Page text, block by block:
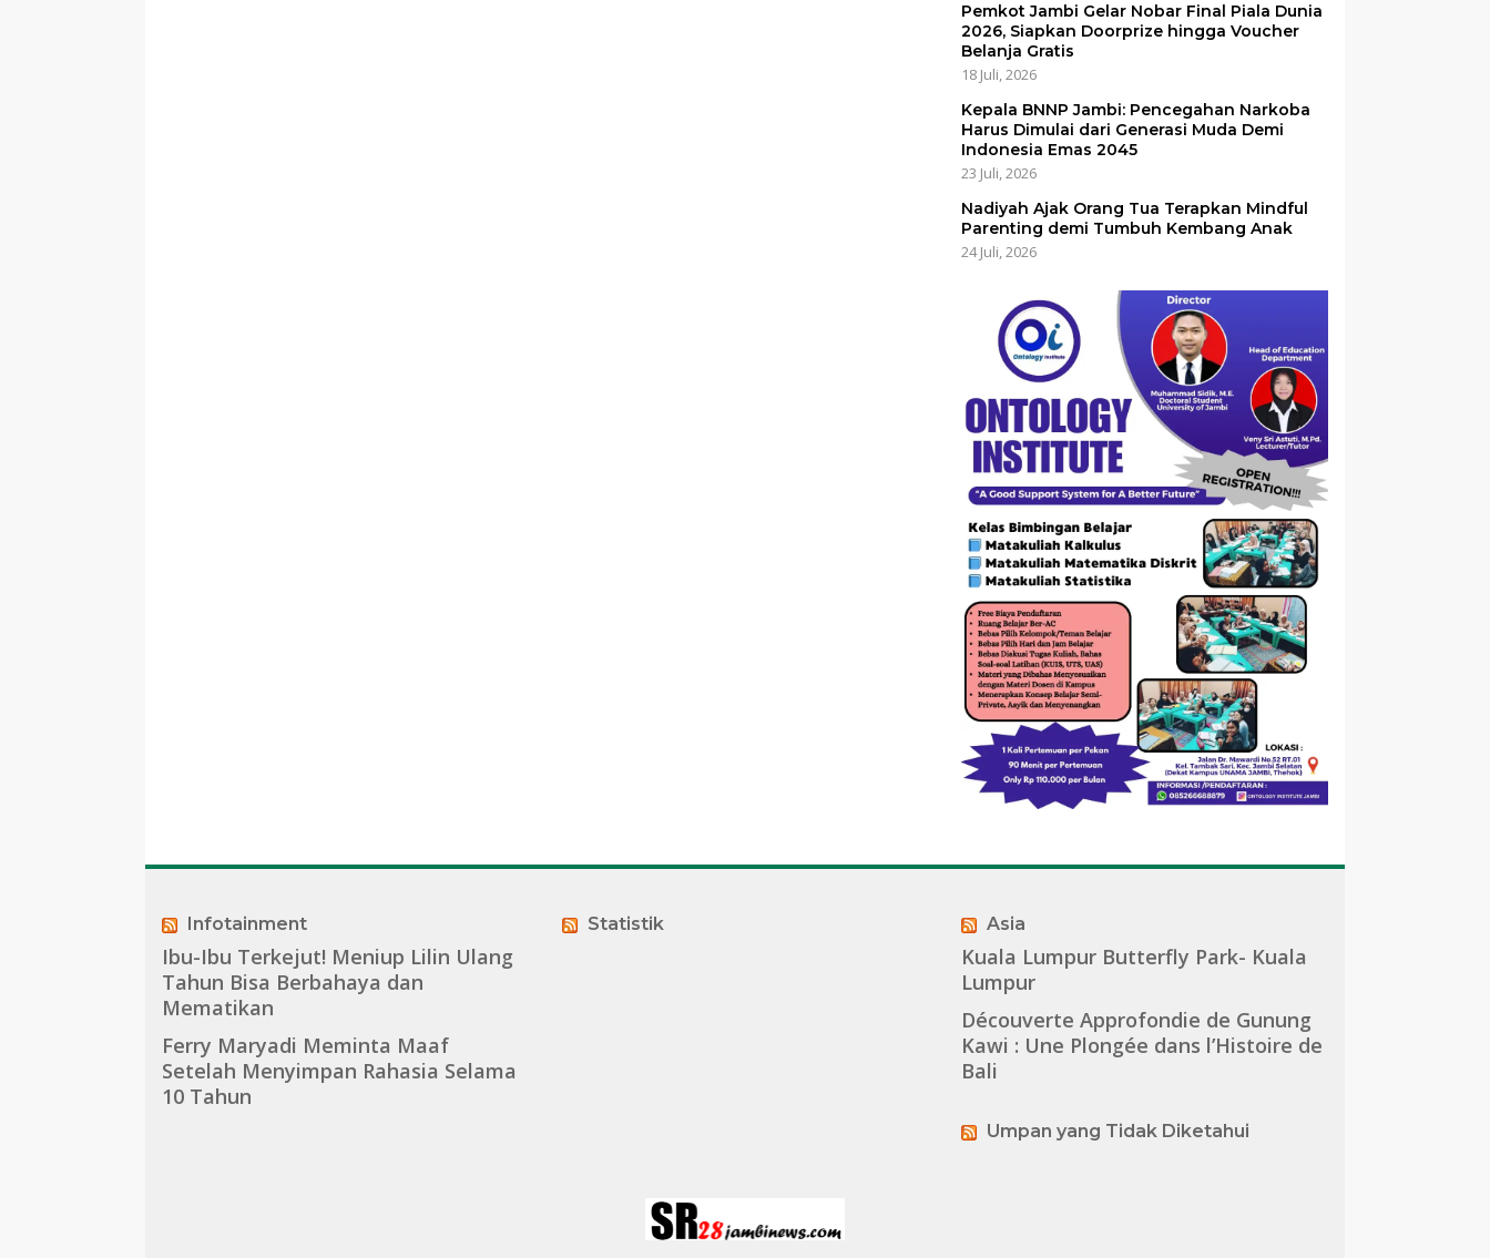
Pemkot Jambi Gelar Nobar Final Piala Dunia
2026, Siapkan Doorprize hingga Voucher
Belanja Gratis
18 Juli, 2026
Kepala BNNP Jambi: Pencegahan Narkoba
Harus Dimulai dari Generasi Muda Demi
Indonesia Emas 2045
23 Juli, 2026
Nadiyah Ajak Orang Tua Terapkan Mindful
Parenting demi Tumbuh Kembang Anak
24 Juli, 2026
Infotainment
Ibu-Ibu Terkejut! Meniup Lilin Ulang
Tahun Bisa Berbahaya dan
Mematikan
Ferry Maryadi Meminta Maaf
Setelah Menyimpan Rahasia Selama
10 Tahun
Statistik Asia
Kuala Lumpur Butterfly Park- Kuala
Lumpur
Découverte Approfondie de Gunung
Kawi : Une Plongée dans l’Histoire de
Bali
Umpan yang Tidak Diketahui